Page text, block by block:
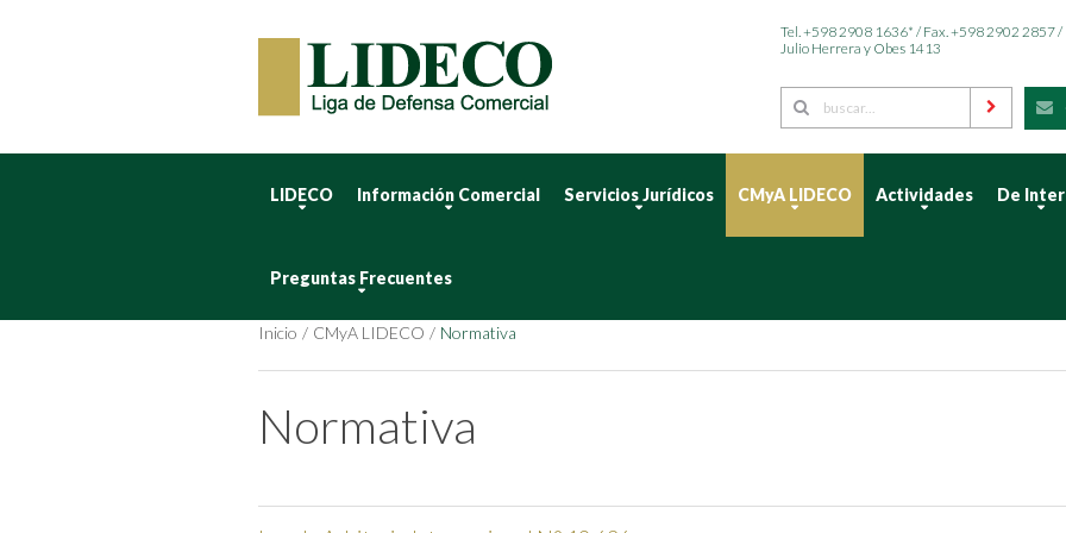
Tel. +598 2908 1636* / Fax. +598 2902 2857 /
Julio Herrera y Obes 1413
LIDECO Información Comercial Servicios Jurídicos CMyA LIDECO Actividades De
Preguntas Frecuentes
Inicio CMyA LIDECO Normativa
Normativa